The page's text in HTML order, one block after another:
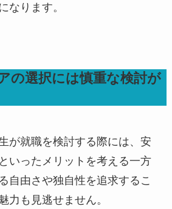
なります。
の選択には慎重な検討が
が就職を検討する際には、安
いったメリットを考える一方
自由さや独自性を追求するこ
力も見逃せません。